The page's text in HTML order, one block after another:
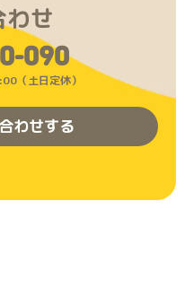
せ
090
（土日定休）
わせする